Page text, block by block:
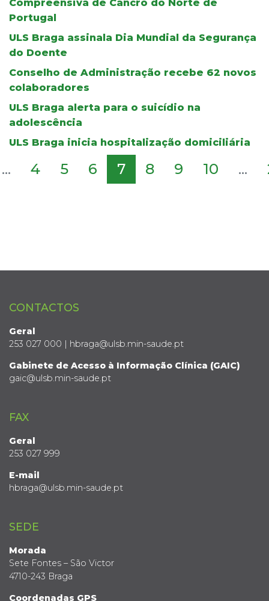
Compreensiva de Cancro do Norte de
Portugal
ULS Braga assinala Dia Mundial da Segurança
do Doente
Conselho de Administração recebe 62 novos
colaboradores
ULS Braga alerta para o suicídio na
adolescência
ULS Braga inicia hospitalização domiciliária
... 4 5 6 7 8 9 10 ...
CONTACTOS
Geral
253 027 000 | hbraga@ulsb.min-saude.pt
Gabinete de Acesso à Informação Clínica (GAIC)
gaic@ulsb.min-saude.pt
FAX
Geral
253 027 999
E-mail
hbraga@ulsb.min-saude.pt
SEDE
Morada
Sete Fontes – São Victor
4710-243 Braga
Coordenadas GPS